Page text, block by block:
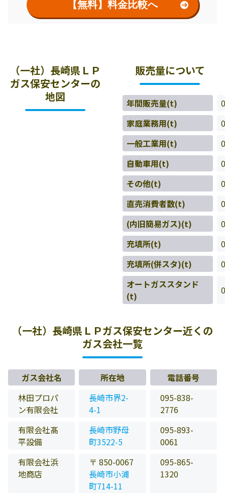
【無料】料金比較へ
（一社）長崎県ＬＰ
ガス保安センターの
地図
販売量について
年間販売量(t)
0
家庭業務用(t)
0
一般工業用(t)
0
自動車用(t)
0
その他(t)
0
直売消費者数(t)
0
(内旧簡易ガス)(t)
0
充填所(t)
0
充填所(併スタ)(t)
0
オートガススタンド
(t)
0
（一社）長崎県ＬＰガス保安センター近くの
ガス会社一覧
ガス会社名 所在地
電話番号
林田プロパ
ン有限会社
長崎市界2-
4-1
095-838-
2776
有限会社髙
平設備
長崎市野母
町3522-5
095-893-
0061
有限会社浜
地商店
〒 850-0067
長崎市小浦
町714-11
095-865-
1320